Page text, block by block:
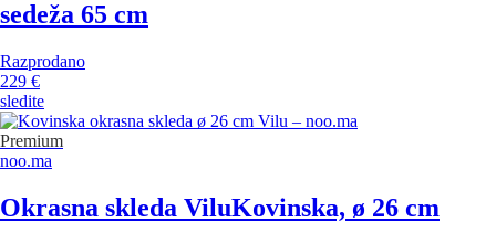
sedeža 65 cm
Razprodano
229 €
sledite
Premium
noo.ma
Okrasna skleda ViluKovinska, ø 26 cm